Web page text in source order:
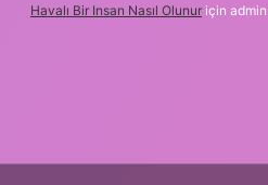
Havalı Bir Insan Nasıl Olunur için admin